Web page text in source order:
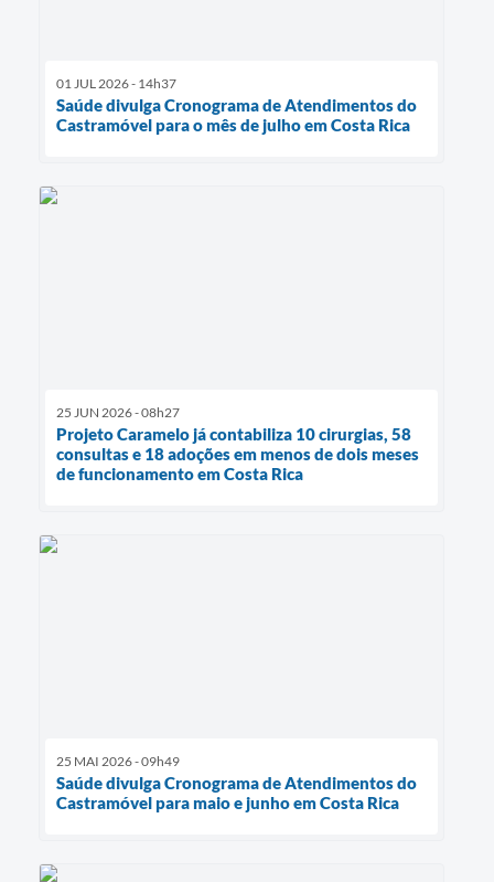
01 JUL 2026 - 14h37
Saúde divulga Cronograma de Atendimentos do
Castramóvel para o mês de julho em Costa Rica
25 JUN 2026 - 08h27
Projeto Caramelo já contabiliza 10 cirurgias, 58
consultas e 18 adoções em menos de dois meses
de funcionamento em Costa Rica
25 MAI 2026 - 09h49
Saúde divulga Cronograma de Atendimentos do
Castramóvel para maio e junho em Costa Rica